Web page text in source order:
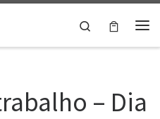
Search
– Dia